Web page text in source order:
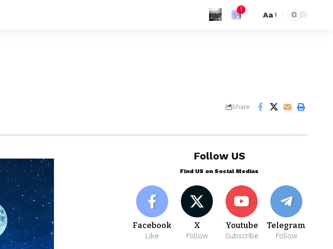
1
Aa
Share
Follow US
Find US on Social Medias
Facebook
Like
X
Follow
Youtube
Subscribe
Telegram
Follow